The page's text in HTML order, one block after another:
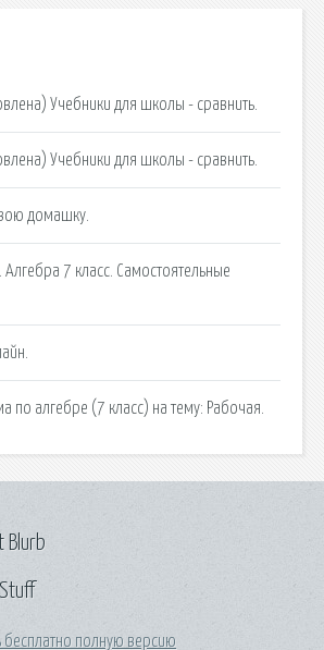
Учебники для школы - сравнить.
Учебники для школы - сравнить.
домашку.
7 класс. Самостоятельные
по алгебре (7 класс) на тему: Рабочая.
бесплатно полную версию
Blurb